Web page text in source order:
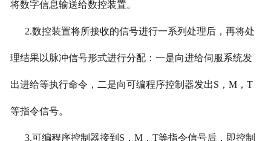
将数字信息输送给数控装置。
2.数控装置将所接收的信号进行一系列处理后，再将处
理结果以脉冲信号形式进行分配：一是向进给伺服系统发
出进给等执行命令，二是向可编程序控制器发出S，M，T
等指令信号。
3.可编程序控制器接到S，M，T等指令信号后，即控制